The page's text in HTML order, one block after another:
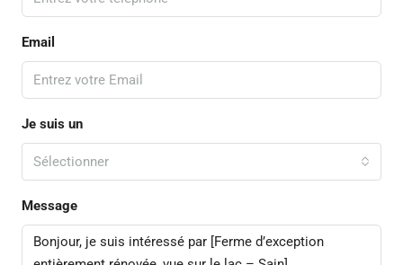
Email
Je suis un
Sélectionner
Message